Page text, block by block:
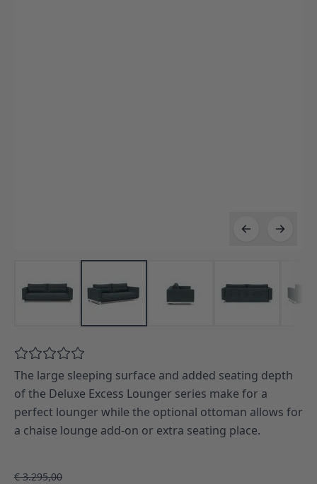
The large sleeping surface and added seating depth
of the Deluxe Excess Lounger series make for a
perfect lounger while the optional ottoman allows for
a chaise lounge add-on or extra seating place.
€ 3.295,00